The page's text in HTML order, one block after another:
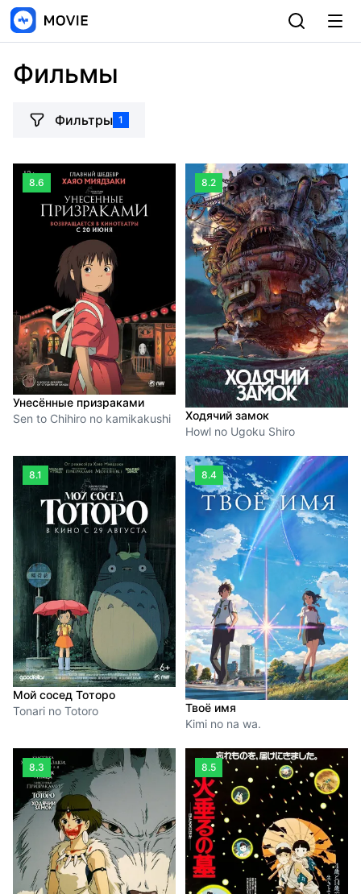
Фильмы
Фильтры 1
8.6
Унесённые призраками
Sen to Chihiro no kamikakushi
8.2
Ходячий замок
Howl no Ugoku Shiro
8.1
Мой сосед Тоторо
Tonari no Totoro
8.4
Твоё имя
Kimi no na wa.
8.3 8.5